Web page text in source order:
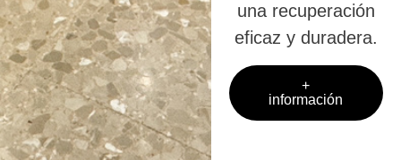
una recuperación
eficaz y duradera.
+
información